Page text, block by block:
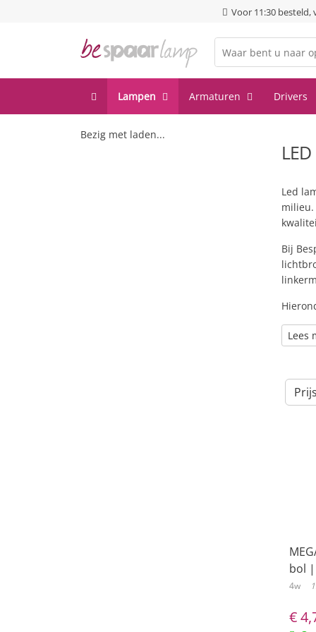
Voor 11:30 besteld,
Lampen Armaturen Drivers
Bezig met laden...
Led
milieu.
Bij
Lees
Prijs
bol |
4w
€